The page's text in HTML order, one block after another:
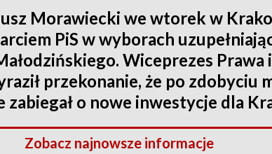
Morawiecki we wtorek w
PiS w wyborach
Wiceprezes Prawa i
przekonanie, że po zdobyciu
zabiegał o nowe inwestycje dla
Zobacz najnowsze informacje